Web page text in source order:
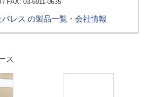
/ FAX: 03-6911-0635
レス の製品一覧・会社情報
ス